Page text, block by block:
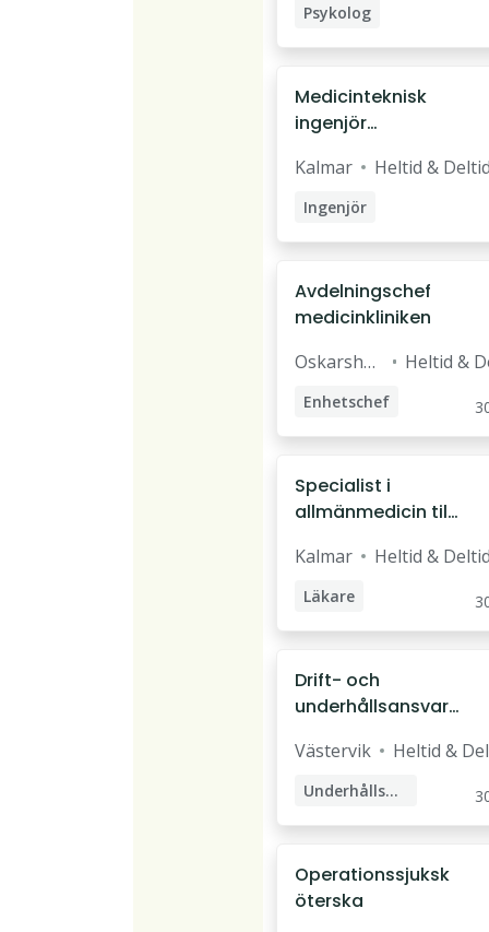
Psykolog
Medicinteknisk
ingenjör
och PET/CT
Kalmar Heltid &
Ingenjör
Medicinteknisk ingenjör
Avdelningschef
medicinkliniken
Oskarsha
Heltid &
Enhetschef
Avdelningschef
Specialist i
allmänmedicin till
Kalmar Heltid &
Läkare
Specialistläkare
Drift- och
underhållsansvari
Västervik Heltid &
Underhållsansvarig
Automationstekniker
Operationssjuksk
öterska